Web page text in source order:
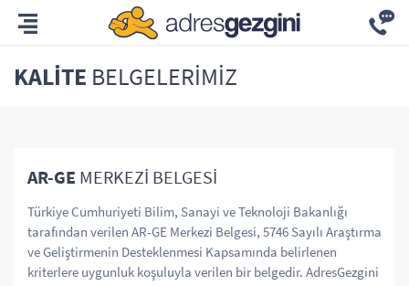
KALITE BELGELERIMIZ
AR-GE MERKEZİ BELGESİ
Türkiye Cumhuriyeti Bilim, Sanayi ve Teknoloji Bakanlığı
tarafından verilen AR-GE Merkezi Belgesi, 5746 Sayılı Araştırma
ve Geliştirmenin Desteklenmesi Kapsamında belirlenen
kriterlere uygunluk koşuluyla verilen bir belgedir. AdresGezgini